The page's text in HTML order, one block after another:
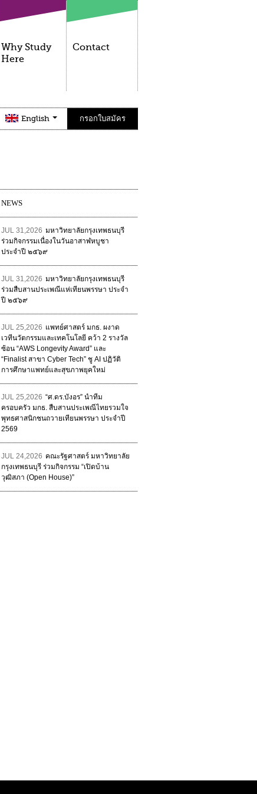
Why Study
Here
Contact
English กรอกใบสมัคร
NEWS
JUL 31,2026 มหาวิทยาลัยกรุงเทพธนบุรี
ร่วมกิจกรรมเนื่องในวันอาสาฬหบูชา
ประจำปี ๒๕๖๙
JUL 31,2026 มหาวิทยาลัยกรุงเทพธนบุรี
ร่วมสืบสานประเพณีแห่เทียนพรรษา ประจำ
ปี ๒๕๖๙
JUL 25,2026 แพทย์ศาสตร์ มกธ. ผงาด
เวทีนวัตกรรมและเทคโนโลยี คว้า 2 รางวัล
ซ้อน “AWS Longevity Award” และ
“Finalist สาขา Cyber Tech” ชู AI ปฏิวัติ
การศึกษาแพทย์และสุขภาพยุคใหม่
JUL 25,2026 “ศ.ดร.บังอร” นำทีม
ครอบครัว มกธ. สืบสานประเพณีไทยรวมใจ
พุทธศาสนิกชนถวายเทียนพรรษา ประจำปี
2569
JUL 24,2026 คณะรัฐศาสตร์ มหาวิทยาลัย
กรุงเทพธนบุรี ร่วมกิจกรรม “เปิดบ้าน
วุฒิสภา (Open House)”